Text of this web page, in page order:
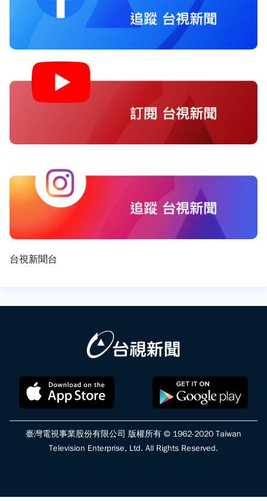
台視新聞台
臺灣電視事業股份有限公司 版權所有 © 1962-2020 Taiwan
Television Enterprise, Ltd. All Rights Reserved.